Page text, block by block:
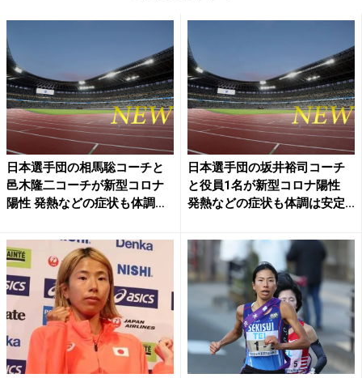
日本選手団の相馬聡コーチと
邑木隆二コーチが新型コロナ
陽性 発熱などの症状も体調
日本選手団の坂井裕司コーチ
と役員1名が新型コロナ陽性
発熱などの症状も体調は安定...